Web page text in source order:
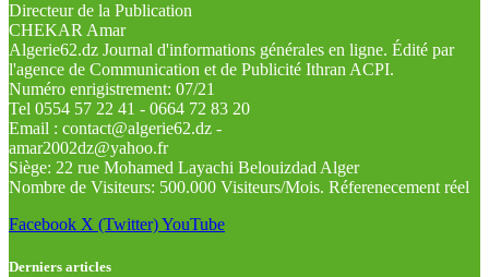
Directeur de la Publication
CHEKAR Amar
Algerie62.dz Journal d'informations générales en ligne. Édité par
l'agence de Communication et de Publicité Ithran ACPI.
Numéro enrigistrement: 07/21
Tel 0554 57 22 41 - 0664 72 83 20
Email : contact@algerie62.dz -
amar2002dz@yahoo.fr
Siège: 22 rue Mohamed Layachi Belouizdad Alger
Nombre de Visiteurs: 500.000 Visiteurs/Mois. Réferenecement réel
Facebook X (Twitter)YouTube
Derniers articles